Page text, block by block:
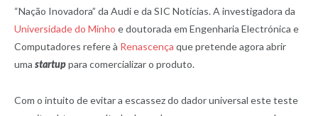
“Nação Inovadora” da Audi e da SIC Notícias. A investigadora da
Universidade do Minho e doutorada em Engenharia Electrónica e
Computadores refere à Renascença que pretende agora abrir
uma startuppara comercializar o produto.
Com o intuito de evitar a escassez do dador universal este teste